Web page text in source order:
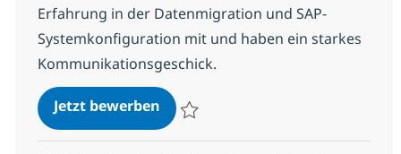
Erfahrung in der Datenmigration und SAP-
Systemkonfiguration mit und haben ein starkes
Kommunikationsgeschick.
Jetzt bewerbenSAP Conversion & Data